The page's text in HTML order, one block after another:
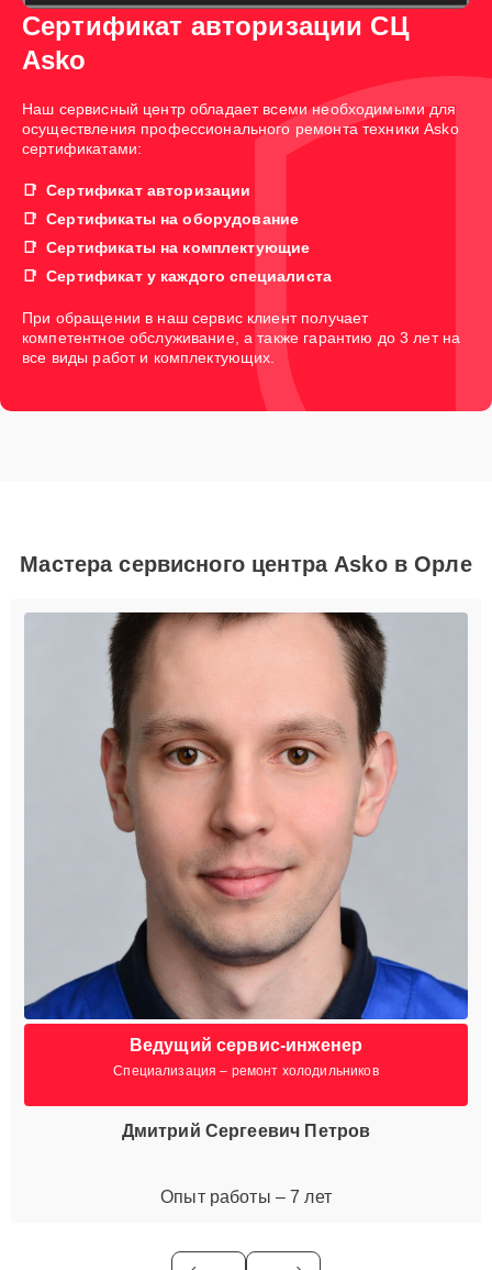
Сертификат авторизации СЦ
Asko
Наш сервисный центр обладает всеми необходимыми для
осуществления профессионального ремонта техники Asko
сертификатами:
Сертификат авторизации
Сертификаты на оборудование
Сертификаты на комплектующие
Сертификат у каждого специалиста
При обращении в наш сервис клиент получает
компетентное обслуживание, а также гарантию до 3 лет на
все виды работ и комплектующих.
Мастера сервисного центра Asko в Орле
Ведущий сервис-инженер
Специализация – ремонт холодильников
Дмитрий Сергеевич Петров
Опыт работы – 7 лет